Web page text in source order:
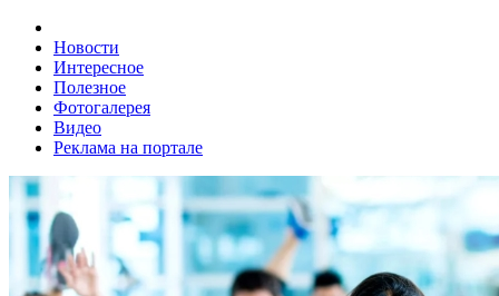
Новости
Интересное
Полезное
Фотогалерея
Видео
Реклама на портале